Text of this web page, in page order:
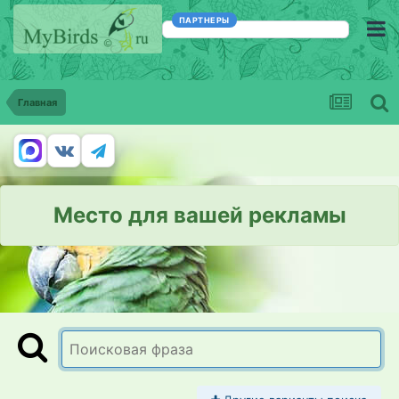
ПАРТНЕРЫ
Главная
Место для вашей рекламы